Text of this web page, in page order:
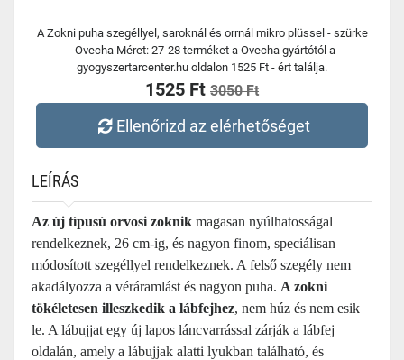
A Zokni puha szegéllyel, saroknál és orrnál mikro plüssel - szürke
- Ovecha Méret: 27-28 terméket a Ovecha gyártótól a
gyogyszertarcenter.hu oldalon 1525 Ft - ért találja.
1525 Ft 3050 Ft
Ellenőrizd az elérhetőséget
LEÍRÁS
Az új típusú orvosi zoknik magasan nyúlhatosságal
rendelkeznek, 26 cm-ig, és nagyon finom, speciálisan
módosított szegéllyel rendelkeznek. A felső szegély nem
akadályozza a véráramlást és nagyon puha. A zokni
tökéletesen illeszkedik a lábfejhez, nem húz és nem esik
le. A lábujjat egy új lapos láncvarrással zárják a lábfej
oldalán, amely a lábujjak alatti lyukban található, és